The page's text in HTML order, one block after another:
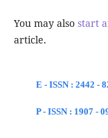
You may also start
article.
E - ISSN : 2442 -
P - ISSN : 1907 -